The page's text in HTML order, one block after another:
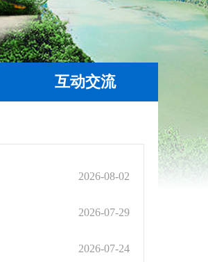
互动交流
2026-08-02
2026-07-29
2026-07-24